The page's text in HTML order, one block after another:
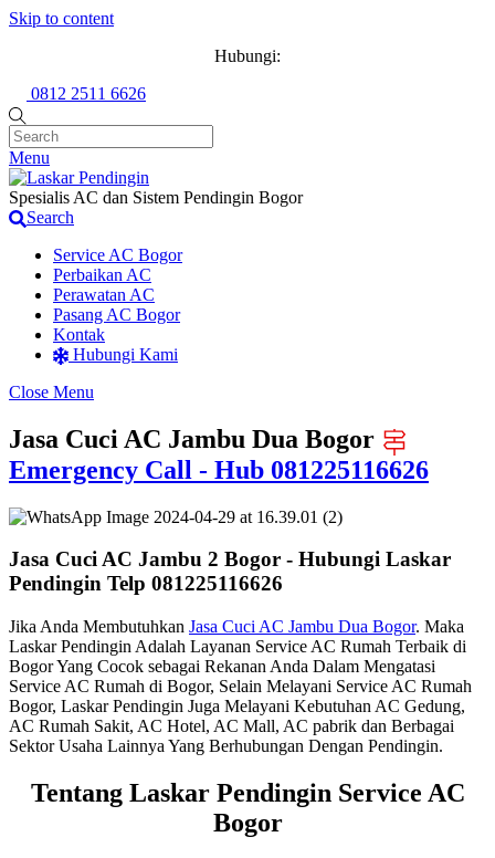
Skip to content
Hubungi:
0812 2511 6626
Menu
Spesialis AC dan Sistem Pendingin Bogor
Search
Service AC Bogor
Perbaikan AC
Perawatan AC
Pasang AC Bogor
Kontak
Hubungi Kami
Close Menu
Jasa Cuci AC Jambu Dua Bogor
Emergency Call - Hub 081225116626
Jasa Cuci AC Jambu 2 Bogor - Hubungi Laskar
Pendingin Telp 081225116626
Jika Anda Membutuhkan Jasa Cuci AC Jambu Dua Bogor. Maka
Laskar Pendingin Adalah Layanan Service AC Rumah Terbaik di
Bogor Yang Cocok sebagai Rekanan Anda Dalam Mengatasi
Service AC Rumah di Bogor, Selain Melayani Service AC Rumah
Bogor, Laskar Pendingin Juga Melayani Kebutuhan AC Gedung,
AC Rumah Sakit, AC Hotel, AC Mall, AC pabrik dan Berbagai
Sektor Usaha Lainnya Yang Berhubungan Dengan Pendingin.
Tentang Laskar Pendingin Service AC
Bogor